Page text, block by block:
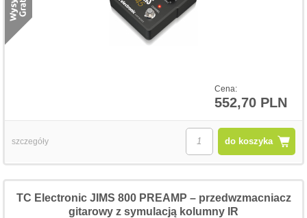
Cena:
552,70 PLN
do koszyka
szczegóły
TC Electronic JIMS 800 PREAMP – przedwzmacniacz
gitarowy z symulacją kolumny IR